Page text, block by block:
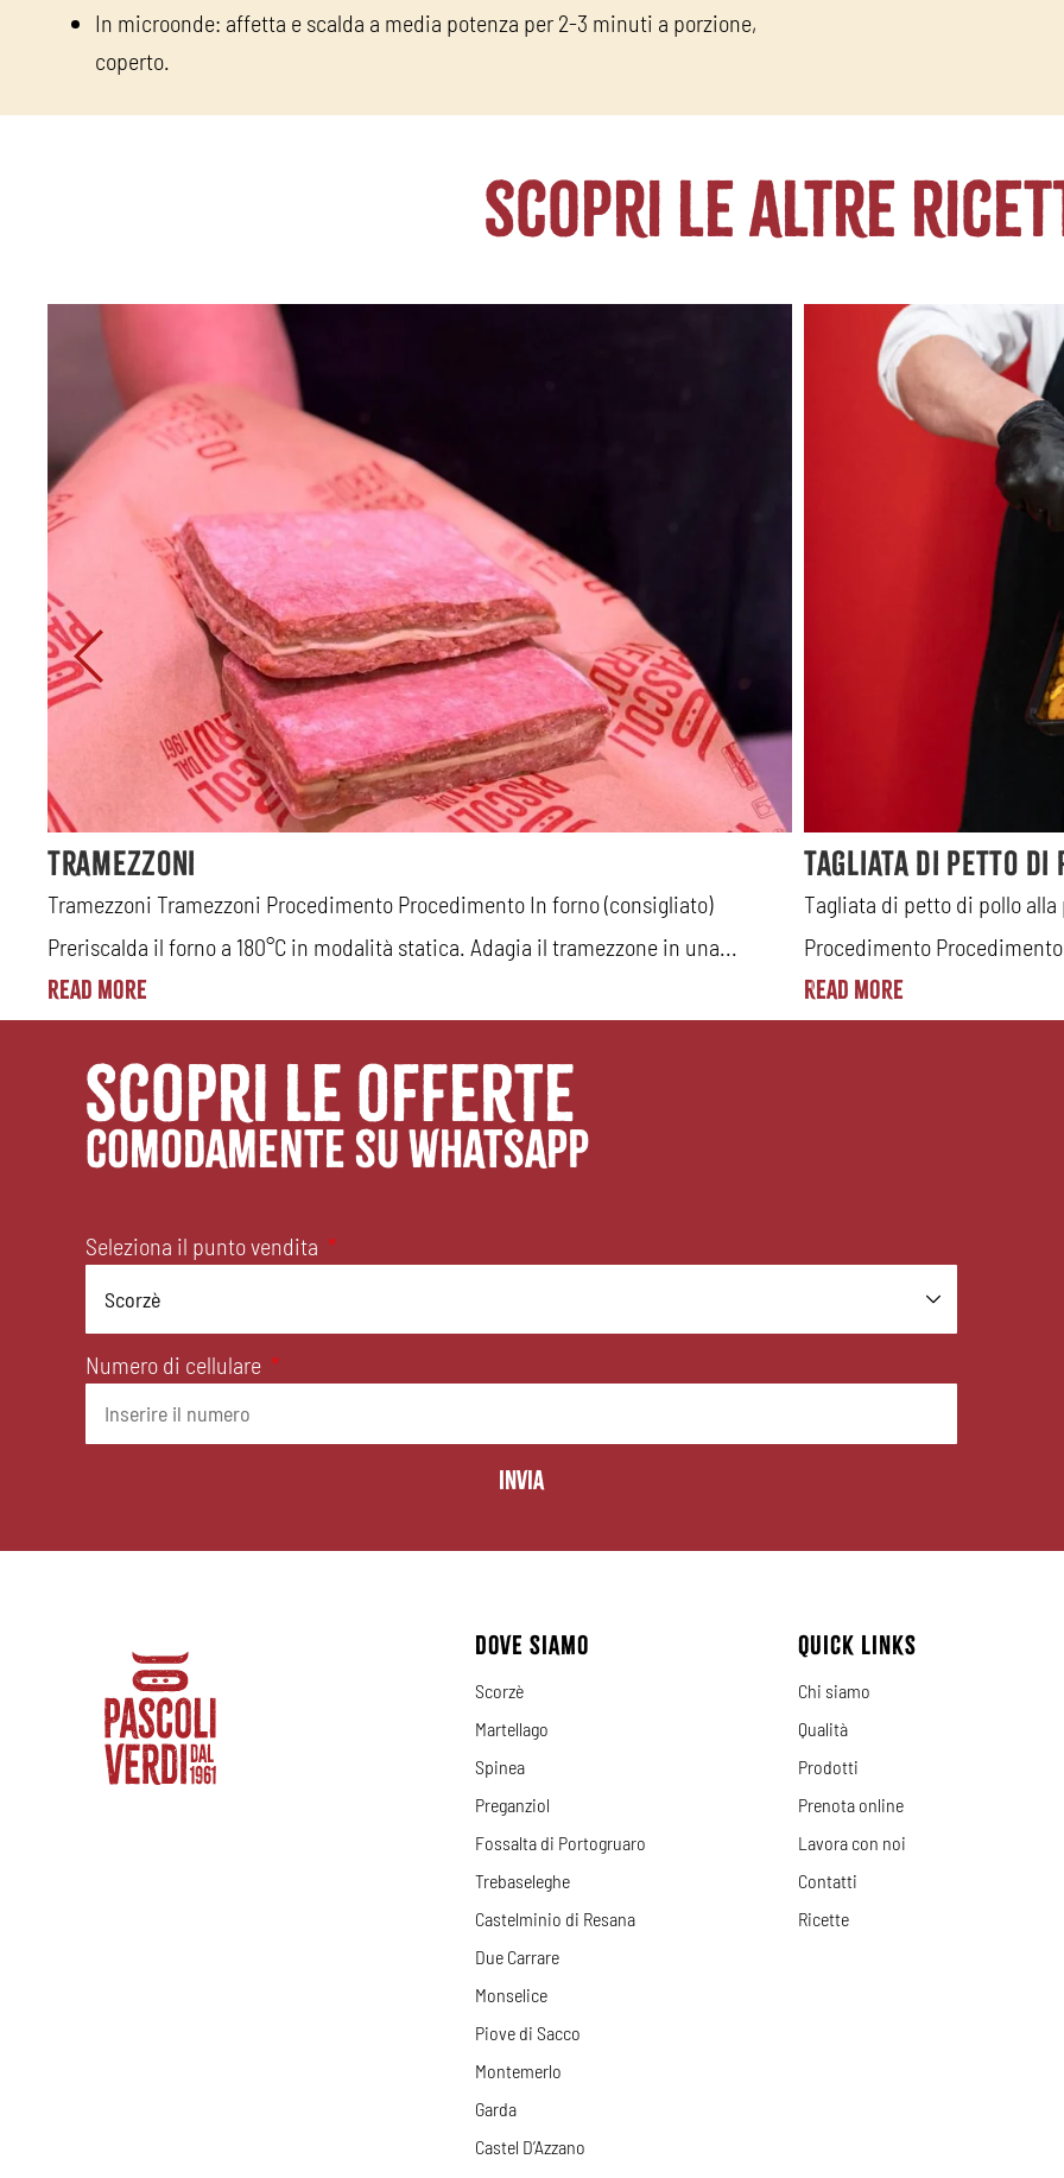
In microonde: affetta e scalda a media potenza per 2-3 minuti a porzione,
coperto.
scopri le altre
Tramezzoni
Tramezzoni Tramezzoni Procedimento Procedimento In forno (consigliato)
Preriscalda il forno a 180°C in modalità statica. Adagia il tramezzone in una...
Read More
Tagliata di petto
Tagliata di petto di pollo
Procedimento
Read More
scopri le offerte
comodamente su whatsapp
Seleziona il punto vendita
Numero di cellulare
Invia
DOVE SIAMO
Scorzè
Martellago
Spinea
Preganziol
Fossalta di Portogruaro
Trebaseleghe
Castelminio di Resana
Due Carrare
Monselice
Piove di Sacco
Montemerlo
Garda
Castel D’Azzano
QUICK LINKS
Chi siamo
Qualità
Prodotti
Prenota online
Lavora con noi
Contatti
Ricette